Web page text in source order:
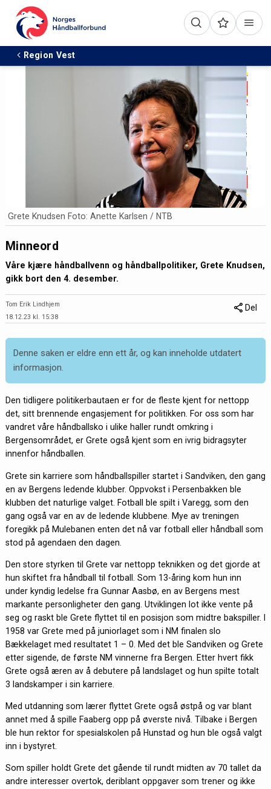
Region Vest
Grete Knudsen Foto: Anette Karlsen / NTB
Minneord
Våre kjære håndballvenn og håndballpolitiker, Grete Knudsen,
gikk bort den 4. desember.
Tom Erik Lindhjem
18.12.23 kl. 15:38
Del
Denne saken er eldre enn ett år, og kan inneholde utdatert
informasjon.
Den tidligere politikerbautaen er for de fleste kjent for nettopp
det, sitt brennende engasjement for politikken. For oss som har
vandret våre håndballsko i ulike haller rundt omkring i
Bergensområdet, er Grete også kjent som en ivrig bidragsyter
innenfor håndballen.
Grete sin karriere som håndballspiller startet i Sandviken, den gang
en av Bergens ledende klubber. Oppvokst i Persenbakken ble
klubben det naturlige valget. Fotball ble spilt i Varegg, som den
gang også var en av de ledende klubbene. Mye av treningen
foregikk på Mulebanen enten det nå var fotball eller håndball som
stod på agendaen den dagen.
Den store styrken til Grete var nettopp teknikken og det gjorde at
hun skiftet fra håndball til fotball. Som 13-åring kom hun inn
under kyndig ledelse fra Gunnar Aasbø, en av Bergens mest
markante personligheter den gang. Utviklingen lot ikke vente på
seg og raskt ble Grete flyttet til en posisjon som midtre bakspiller. I
1958 var Grete med på juniorlaget som i NM finalen slo
Bækkelaget med resultatet 1 – 0. Med det ble Sandviken og Grete
etter sigende, de første NM vinnerne fra Bergen. Etter hvert fikk
Grete også æren av å debutere på landslaget og hun spilte totalt
3 landskamper i sin karriere.
Med utdanning som lærer flyttet Grete også østpå og var blant
annet med å spille Faaberg opp på øverste nivå. Tilbake i Bergen
ble hun rektor for spesialskolen på Hunstad og hun ble også valgt
inn i bystyret.
Som spiller holdt Grete det gående til rundt midten av 70 tallet da
andre interesser overtok, deriblant oppgaver som trener og ikke